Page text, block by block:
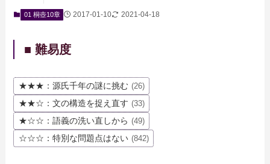
01 桐壺10章 2017-01-10 2021-04-18
■ 難易度
★★★：源氏千年の謎に挑む (26)
★★☆：文の構造を捉え直す (33)
★☆☆：語義の洗い直しから (49)
☆☆☆：特別な問題点はない (842)